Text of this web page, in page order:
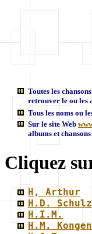
Toutes les
retrouver le ou les
Tous les noms ou
Sur le site Web
albums et
Cliquez
H, Arthur
H.D.
H.I.M.
H.M.